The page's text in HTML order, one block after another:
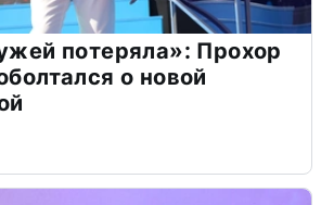
потеряла»: Прохор
о новой